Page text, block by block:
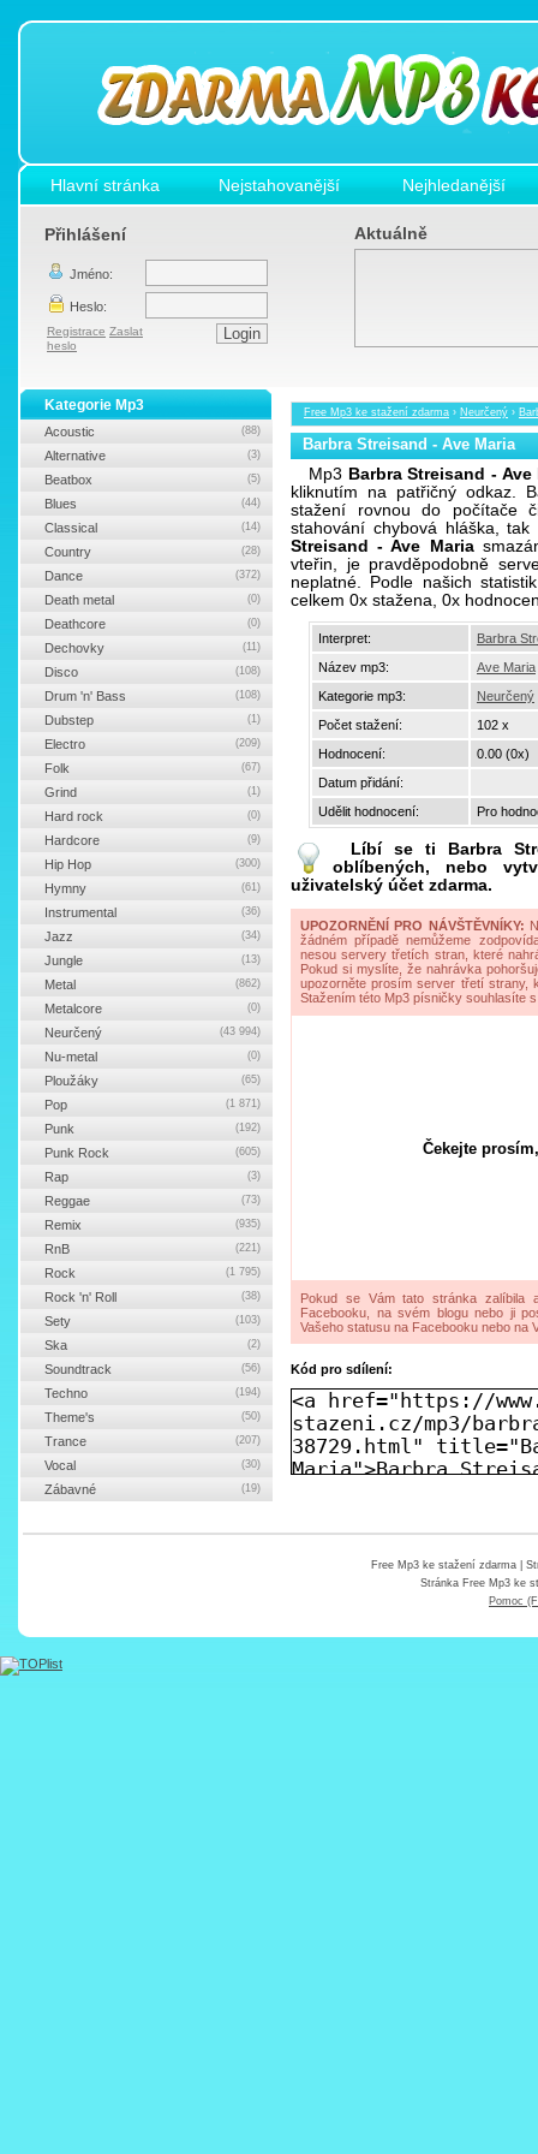
Hlavní stránka Nejstahovanější Nejhledanější
Přihlášení
Jméno:
Heslo:
Registrace Zaslat
heslo
Aktuálně
Free Mp3 ke stažení zdarma › Neurčený ›
Barbra Streisand - Ave Maria
Mp3 Barbra Streisand - Ave
kliknutím na patřičný odkaz.
stažení rovnou do počítače
stahování chybová hláška,
Streisand - Ave Maria
vteřin, je pravděpodobně
neplatné. Podle našich
celkem 0x stažena, 0x
Interpret:
Barbra
Název mp3:
Ave Maria
Kategorie mp3:
Neurčený
Počet stažení:
102 x
Hodnocení:
0.00 (0x)
Datum přidání:
Udělit hodnocení:
Pro
Líbí se ti
Barbra
oblíbených, nebo
uživatelský účet zdarma.
UPOZORNĚNÍ PRO NÁVŠTĚVNÍKY:
žádném případě nemůžeme
nesou servery třetích stran, které
Pokud si myslíte, že nahrávka
upozorněte prosím server třetí strany,
Stažením této Mp3 písničky souhlasíte
Čekejte
Pokud se Vám tato stránka zalíbila
Facebooku, na svém blogu nebo ji
Vašeho statusu na Facebooku nebo na
Kód pro sdílení:
Kategorie Mp3
Acoustic (88)
Alternative (3)
Beatbox (5)
Blues (44)
Classical (14)
Country (28)
Dance (372)
Death metal (0)
Deathcore (0)
Dechovky (11)
Disco (108)
Drum 'n' Bass (108)
Dubstep (1)
Electro (209)
Folk (67)
Grind (1)
Hard rock (0)
Hardcore (9)
Hip Hop (300)
Hymny (61)
Instrumental (36)
Jazz (34)
Jungle (13)
Metal (862)
Metalcore (0)
Neurčený (43 994)
Nu-metal (0)
Ploužáky (65)
Pop (1 871)
Punk (192)
Punk Rock (605)
Rap (3)
Reggae (73)
Remix (935)
RnB (221)
Rock (1 795)
Rock 'n' Roll (38)
Sety (103)
Ska (2)
Soundtrack (56)
Techno (194)
Theme's (50)
Trance (207)
Vocal (30)
Zábavné (19)
Free Mp3 ke stažení zdarma|
Stránka Free Mp3 ke
Pomoc